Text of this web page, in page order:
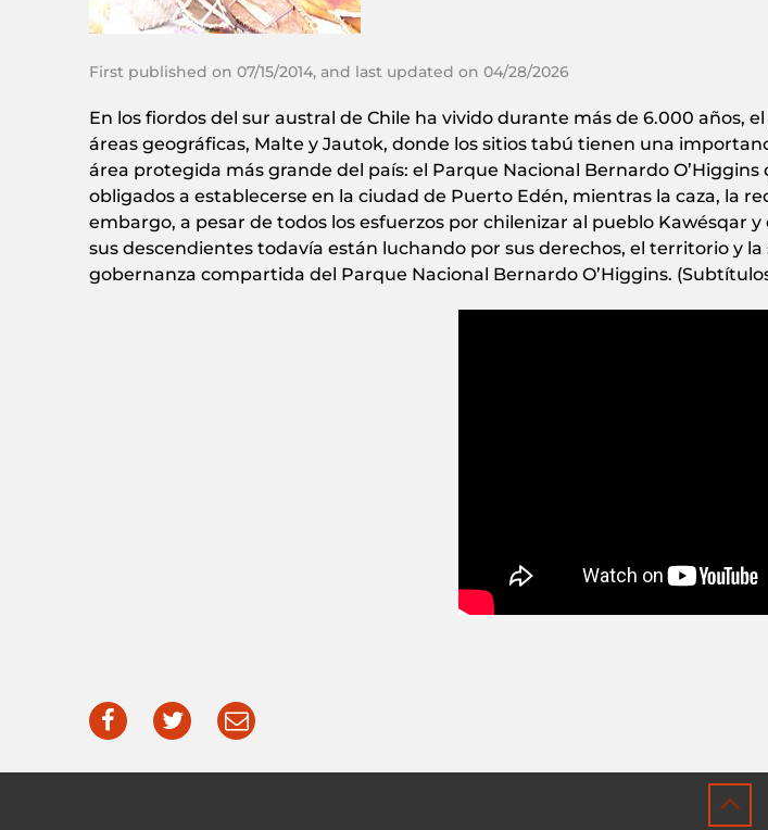
First published on 07/15/2014, and last updated on 04/28/2026
En los fiordos del sur austral de Chile ha vivido durante más de 6.000 años,
áreas geográficas, Malte y Jautok, donde los sitios tabú tienen una
área protegida más grande del país: el Parque Nacional Bernardo O’Higgins
obligados a establecerse en la ciudad de Puerto Edén, mientras la caza, la
embargo, a pesar de todos los esfuerzos por chilenizar al pueblo Kawésqar
sus descendientes todavía están luchando por sus derechos, el territorio y
gobernanza compartida del Parque Nacional Bernardo O’Higgins.